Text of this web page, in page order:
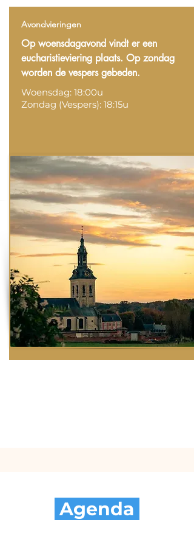
Avondvieringen
Op woensdagavond vindt er een
eucharistieviering plaats. Op zondag
worden de vespers gebeden.
Woensdag: 18:00u
Zondag (Vespers): 18:15u
Agenda